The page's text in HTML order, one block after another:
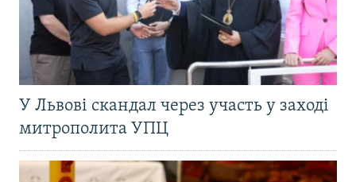
У Львові скандал через участь у заході
митрополита УПЦ